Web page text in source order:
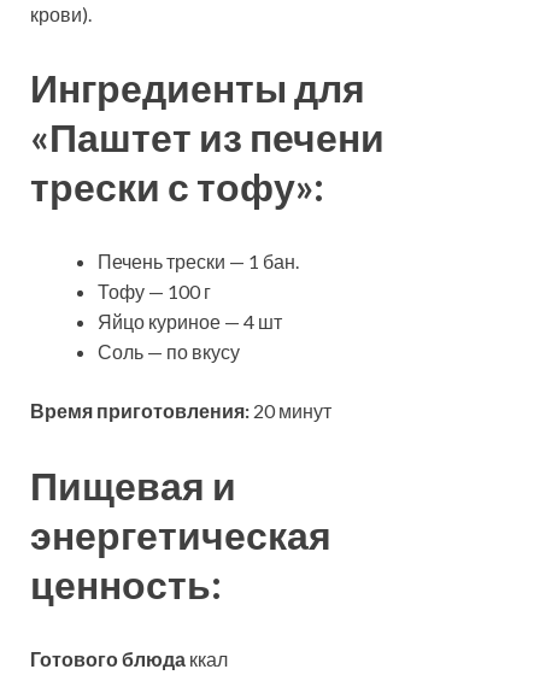
крови).
Ингредиенты для
«Паштет из печени
трески с тофу»:
Печень трески — 1 бан.
Тофу — 100 г
Яйцо куриное — 4 шт
Соль — по вкусу
Время приготовления: 20 минут
Пищевая и
энергетическая
ценность:
Готового блюда ккал